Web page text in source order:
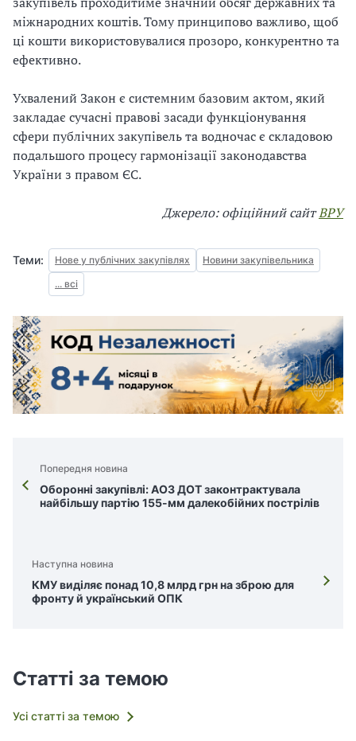
міжнародних коштів. Тому принципово важливо, щоб
ці кошти використовувалися прозоро, конкурентно та
ефективно.
Ухвалений Закон є системним базовим актом, який
закладає сучасні правові засади функціонування
сфери публічних закупівель та водночас є складовою
подальшого процесу гармонізації законодавства
України з правом ЄС.
Джерело: офіційний сайтВРУ
Теми: Нове у публічних закупівлях
Новини закупівельника
... всі
Попередня новина
Оборонні закупівлі: АОЗ ДОТ законтрактувала
найбільшу партію 155-мм далекобійних пострілів
Наступна новина
КМУ виділяє понад 10,8 млрд грн на зброю для
фронту й український ОПК
Статті за темою
Усі статті за темою